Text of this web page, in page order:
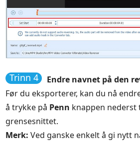
Trinn 4
Endre navnet på den
Før du eksporterer, kan du nå
å trykke på Penn knappen nederst
grensesnittet.
Merk: Ved ganske enkelt å gi nytt